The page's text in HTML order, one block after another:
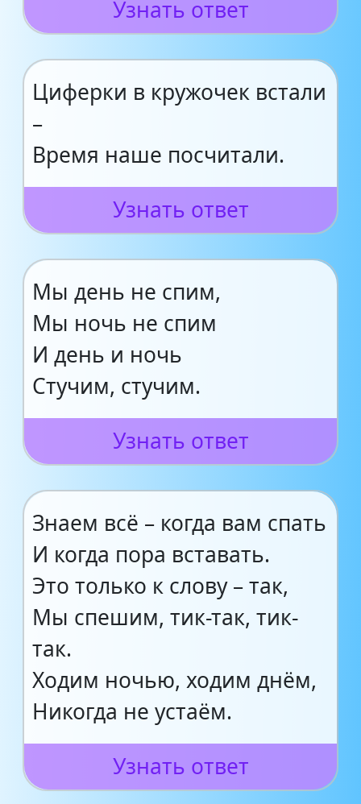
Узнать ответ
Циферки в кружочек встали
–
Время наше посчитали.
Узнать ответ
Мы день не спим,
Мы ночь не спим
И день и ночь
Стучим, стучим.
Узнать ответ
Знаем всё – когда вам спать
И когда пора вставать.
Это только к слову – так,
Мы спешим, тик-так, тик-
так.
Ходим ночью, ходим днём,
Никогда не устаём.
Узнать ответ